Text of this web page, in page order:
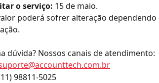
o serviço: 15 de maio.
poderá sofrer alteração
dúvida? Nossos canais de atendimento:
98811-5025